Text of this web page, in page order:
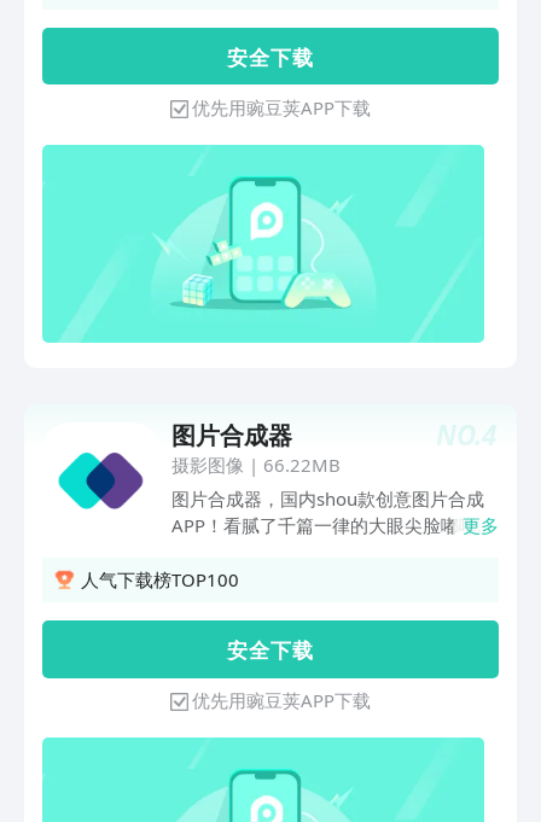
变大明星，疯狂等你来体验。【GIF表情
包】不斗图的人生有何意义？各种时行的
新款贴纸，录制自己的表情包，妈妈再也
不用担心我在朋友圈没法儿混啦。【大头
粉色冰甜、花香蜜语、假日海岛……各色
滤镜和模版任你选择，马上制作自己专属
贴纸吧。【魔法抠图】轻松抠图，创造精
彩有趣的照片。趣味场景，3D艺术效
果，让你体验魔法般P图趣味。【动感
MV】新手菜鸟也会用的MV制作。添加图
片，选择模版，即可生成一部大片哦，还
可以自己添加音乐，快来圆你的导演梦
能，一应俱全，大小裁剪；定制专属你的
个人水印文字标签！艺术文字，定制你的
水印标签；【图去水印、图片拼接】图片
去水印，手指拉取就可以除去不需要的部
分，可以大面积处理；水印的区域裁剪
掉，简单方便干净不留痕迹；范本拼图、
自由拼图，打造属于你的个性照片墙；
【图片标注、图片压缩】图片标注，给图
片添加基本形状，能给图片加上圈注，符
号或绘制基本的绘画；支持对图片进行压
缩，支持对图片进行裁剪；【文字识别】
段，尽可能还原原文排版；=======内
容特点=======图片编辑是一款强大且
易用的图片片编辑应用软件。极简的设计
风格和创作功能让你享受作图乐趣。对于
具备一定图片编辑和色彩知识的高级用
户，我们提供了拼图、签名、色相、饱和
具，这些编辑工具，您可以调出靓丽、风
格迥异的作品。
安 全 下 载
优先用豌豆荚APP下载
NO.4
图片合成器
摄影图像 | 66.22MB
图片合成器，国内shou款创意图片合成
APP！看腻了千篇一律的大眼尖脸嘟嘴，
素彰显你个性】新潮玩法，数十种潮流风
冲破二维的立体效果】二维和三维之间，
只相差一块橡皮擦！用手指轻轻涂抹，平
面图片做出立体效果。【用几何遮罩提升
照片格调】发原图太单调，加滤镜、贴纸
又太雷同，几何遮罩能帮到你！数十款遮
罩效果，一键点击，格调up up up!妈妈
更多
人气下载榜TOP100
安 全 下 载
优先用豌豆荚APP下载